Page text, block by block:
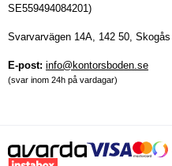
SE559494084201)
Svarvarvägen 14A, 142 50, Skogås
E-post: info@kontorsboden.se
(svar inom 24h på vardagar)